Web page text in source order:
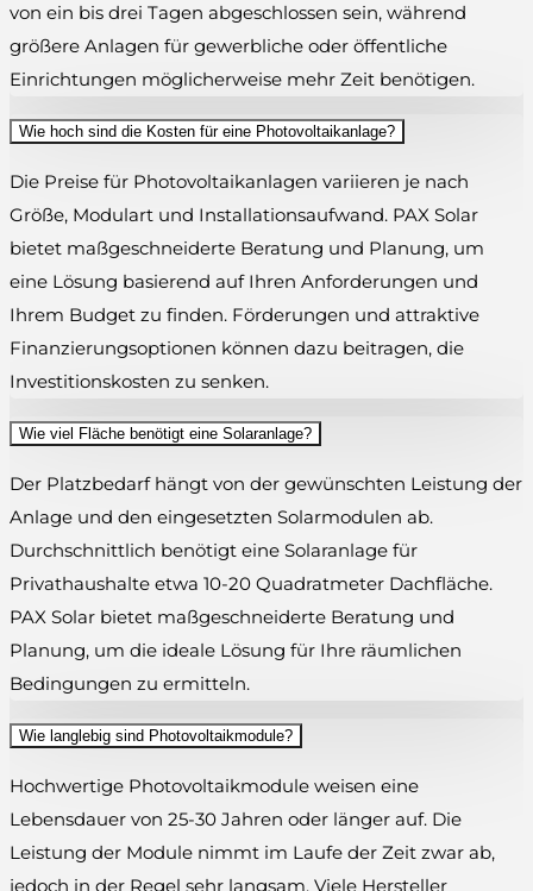
von ein bis drei Tagen abgeschlossen sein, während
größere Anlagen für gewerbliche oder öffentliche
Einrichtungen möglicherweise mehr Zeit benötigen.
Wie hoch sind die Kosten für eine Photovoltaikanlage?
Die Preise für Photovoltaikanlagen variieren je nach
Größe, Modulart und Installationsaufwand. PAX Solar
bietet maßgeschneiderte Beratung und Planung, um
eine Lösung basierend auf Ihren Anforderungen und
Ihrem Budget zu finden. Förderungen und attraktive
Finanzierungsoptionen können dazu beitragen, die
Investitionskosten zu senken.
Wie viel Fläche benötigt eine Solaranlage?
Der Platzbedarf hängt von der gewünschten Leistung der
Anlage und den eingesetzten Solarmodulen ab.
Durchschnittlich benötigt eine Solaranlage für
Privathaushalte etwa 10-20 Quadratmeter Dachfläche.
PAX Solar bietet maßgeschneiderte Beratung und
Planung, um die ideale Lösung für Ihre räumlichen
Bedingungen zu ermitteln.
Wie langlebig sind Photovoltaikmodule?
Hochwertige Photovoltaikmodule weisen eine
Lebensdauer von 25-30 Jahren oder länger auf. Die
Leistung der Module nimmt im Laufe der Zeit zwar ab,
jedoch in der Regel sehr langsam. Viele Hersteller